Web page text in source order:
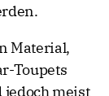
Material,
Toupets
meist